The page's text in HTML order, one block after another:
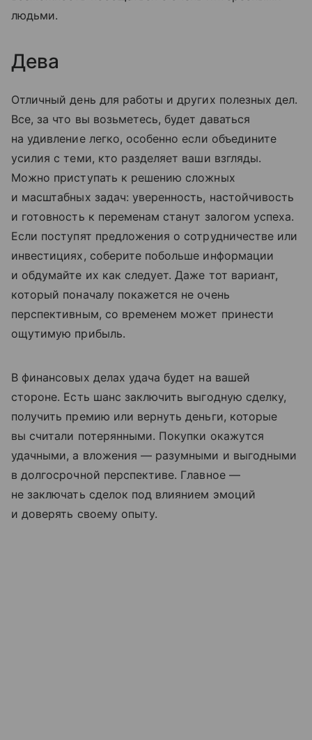
людьми.
Дева
Отличный день для работы и других полезных дел.
Все, за что вы возьметесь, будет даваться
на удивление легко, особенно если объедините
усилия с теми, кто разделяет ваши взгляды.
Можно приступать к решению сложных
и масштабных задач: уверенность, настойчивость
и готовность к переменам станут залогом успеха.
Если поступят предложения о сотрудничестве или
инвестициях, соберите побольше информации
и обдумайте их как следует. Даже тот вариант,
который поначалу покажется не очень
перспективным, со временем может принести
ощутимую прибыль.
В финансовых делах удача будет на вашей
стороне. Есть шанс заключить выгодную сделку,
получить премию или вернуть деньги, которые
вы считали потерянными. Покупки окажутся
удачными, а вложения — разумными и выгодными
в долгосрочной перспективе. Главное —
не заключать сделок под влиянием эмоций
и доверять своему опыту.